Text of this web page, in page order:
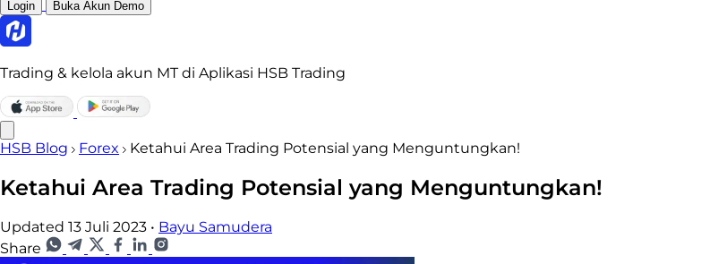
Login Buka Akun Demo
Trading & kelola akun MT di Aplikasi HSB Trading
HSB Blog Forex Ketahui Area Trading Potensial yang Menguntungkan!
Ketahui Area Trading Potensial yang Menguntungkan!
Updated 13 Juli 2023 • Bayu Samudera
Share